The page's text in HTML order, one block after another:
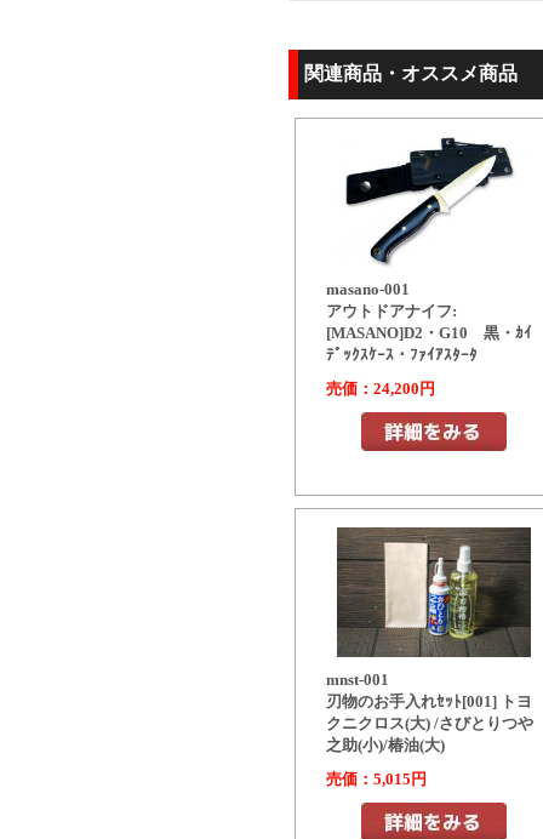
関連商品・オススメ商品
masano-001
アウトドアナイフ:
[MASANO]D2・G10 黒・ｶｲ
ﾃﾞｯｸｽｹｰｽ・ﾌｧｲｱｽﾀｰﾀ
売価：24,200円
mnst-001
刃物のお手入れｾｯﾄ[001] トヨ
クニクロス(大) /さびとりつや
之助(小)/椿油(大)
売価：5,015円